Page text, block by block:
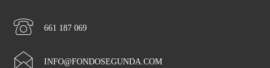
661 187 069
INFO@FONDOSEGUNDA.COM